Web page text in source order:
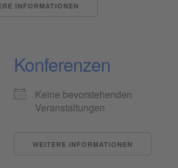
INFORMATIONEN
Konferenzen
Keine bevorstehenden
Veranstaltungen
WEITERE INFORMATIONEN